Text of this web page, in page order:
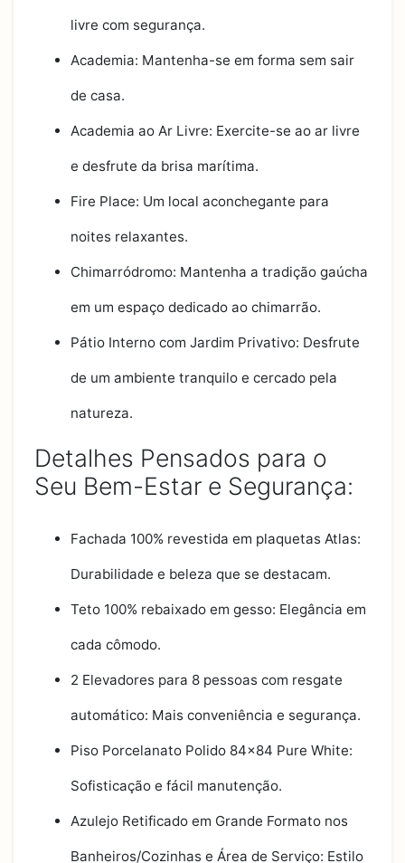
livre com segurança.
Academia: Mantenha-se em forma sem sair
de casa.
Academia ao Ar Livre: Exercite-se ao ar livre
e desfrute da brisa marítima.
Fire Place: Um local aconchegante para
noites relaxantes.
Chimarródromo: Mantenha a tradição gaúcha
em um espaço dedicado ao chimarrão.
Pátio Interno com Jardim Privativo: Desfrute
de um ambiente tranquilo e cercado pela
natureza.
Detalhes Pensados para o
Seu Bem-Estar e Segurança:
Fachada 100% revestida em plaquetas Atlas:
Durabilidade e beleza que se destacam.
Teto 100% rebaixado em gesso: Elegância em
cada cômodo.
2 Elevadores para 8 pessoas com resgate
automático: Mais conveniência e segurança.
Piso Porcelanato Polido 84x84 Pure White:
Sofisticação e fácil manutenção.
Azulejo Retificado em Grande Formato nos
Banheiros/Cozinhas e Área de Serviço: Estilo